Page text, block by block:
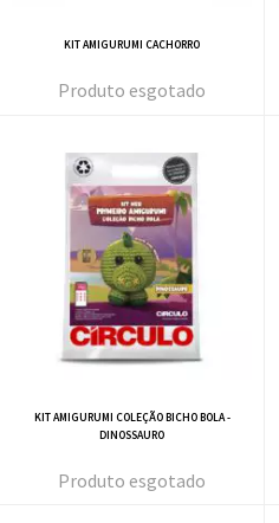
KIT AMIGURUMI CACHORRO
esgotado
KIT AMIGURUMI COLEÇÃO BICHO BOLA -
DINOSSAURO
esgotado